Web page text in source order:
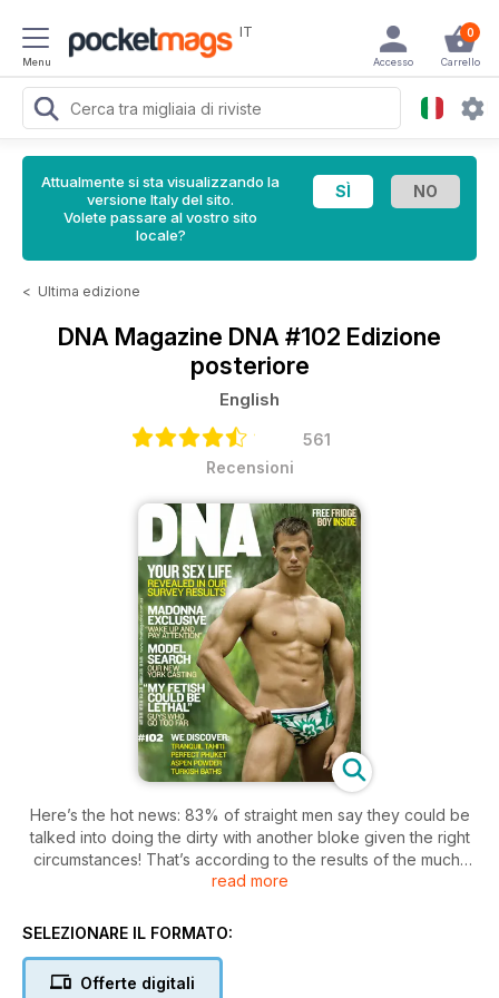
Menu
IT 0
Carrello
Accesso
Attualmente si sta visualizzando la
versione Italy del sito.
Volete passare al vostro sito
locale?
< Ultima edizione
DNA Magazine DNA #102 Edizione
posteriore
English
561
Recensioni
Here’s the hot news: 83% of straight men say they could be
talked into doing the dirty with another bloke given the right
circumstances! That’s according to the results of the much-
anticipated DNA online survey about your bedroom
they could never be talked into straight shenanigans! See all
read more
SELEZIONARE IL FORMATO:
Offerte digitali